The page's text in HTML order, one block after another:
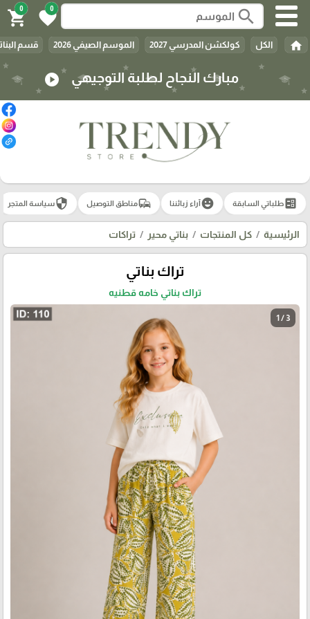
search
0
favorite
0
shopping_cart
home الكل كولكشن المدرسي 2027 الموسم الصيفي 2026 قسم
مبارك النجاح لطلبة التوجيهي play_circle
ballotطلباتي السابقة emoji_emotionsآراء زبائننا commuteمناطق التوصيل securityسياسة المتجر
الرئيسية كل المنتجات بناتي محير تراكات
تراك بناتي
تراك بناتي خامه قطنيه
1 / 3